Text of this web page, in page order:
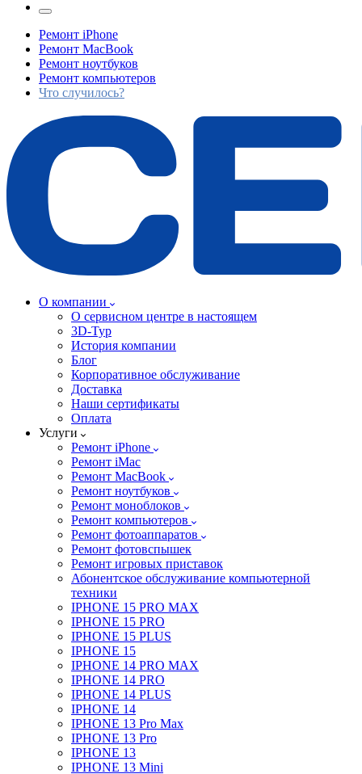
Ремонт iPhone
Ремонт MacBook
Ремонт ноутбуков
Ремонт компьютеров
Что случилось?
О компании
О сервисном центре в настоящем
3D-Тур
История компании
Блог
Корпоративное обслуживание
Доставка
Наши сертификаты
Оплата
Услуги
Ремонт iPhone
Ремонт iMac
Ремонт MacBook
Ремонт ноутбуков
Ремонт моноблоков
Ремонт компьютеров
Ремонт фотоаппаратов
Ремонт фотовспышек
Ремонт игровых приставок
Абонентское обслуживание компьютерной
техники
IPHONE 15 PRO MAX
IPHONE 15 PRO
IPHONE 15 PLUS
IPHONE 15
IPHONE 14 PRO MAX
IPHONE 14 PRO
IPHONE 14 PLUS
IPHONE 14
IPHONE 13 Pro Max
IPHONE 13 Pro
IPHONE 13
IPHONE 13 Mini